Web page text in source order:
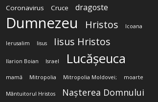
Coronavirus
Cruce dragoste
Dumnezeu Hristos Icoana
Ierusalim Iisus Iisus Hristos
Ilarion Boian Israel Lucășeuca
mamă Mitropolia Mitropolia Moldovei; moarte
Mântuitorul Hristos Nașterea Domnului